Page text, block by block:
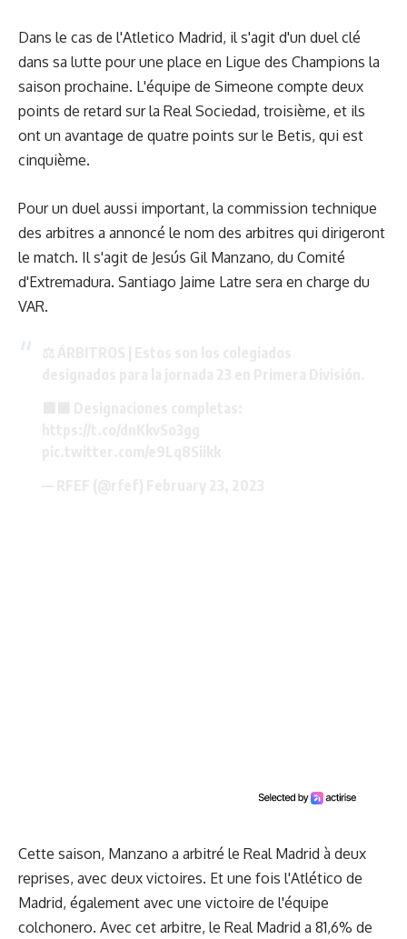
Dans le cas de l'Atletico Madrid, il s'agit d'un duel clé
dans sa lutte pour une place en Ligue des Champions la
saison prochaine. L'équipe de Simeone compte deux
points de retard sur la Real Sociedad, troisième, et ils
ont un avantage de quatre points sur le Betis, qui est
cinquième.
Pour un duel aussi important, la commission technique
des arbitres a annoncé le nom des arbitres qui dirigeront
le match. Il s'agit de Jesús Gil Manzano, du Comité
d'Extremadura. Santiago Jaime Latre sera en charge du
VAR.
Cette saison, Manzano a arbitré le Real Madrid à deux
reprises, avec deux victoires. Et une fois l'Atlético de
Madrid, également avec une victoire de l'équipe
colchonero. Avec cet arbitre, le Real Madrid a 81,6% de